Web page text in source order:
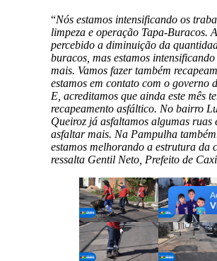
“Nós estamos intensificando os
limpeza e operação Tapa-Buracos.
percebido a diminuição da
buracos, mas estamos
mais. Vamos fazer também
estamos em contato com o governo
E, acreditamos que ainda este mês
recapeamento asfáltico. No bairro
Queiroz já asfaltamos algumas ruas
asfaltar mais. Na Pampulha
estamos melhorando a estrutura da
ressalta Gentil Neto, Prefeito de